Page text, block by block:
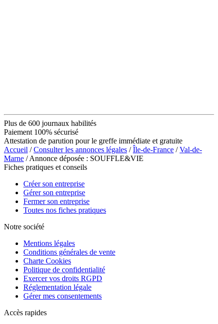
Plus de 600 journaux habilités
Paiement 100% sécurisé
Attestation de parution pour le greffe immédiate et gratuite
Accueil /Consulter les annonces légales /Île-de-France /Val-de-
Marne / Annonce déposée : SOUFFLE&VIE
Fiches pratiques et conseils
Créer son entreprise
Gérer son entreprise
Fermer son entreprise
Toutes nos fiches pratiques
Notre société
Mentions légales
Conditions générales de vente
Charte Cookies
Politique de confidentialité
Exercer vos droits RGPD
Réglementation légale
Gérer mes consentements
Accès rapides